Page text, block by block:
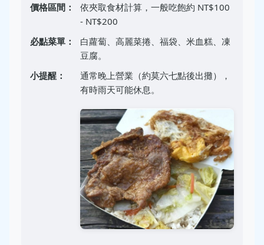
價格區間：
依夾取食材計算，一般吃飽約 NT$100
- NT$200
必點菜單：
白蘿蔔、高麗菜捲、福袋、米血糕、凍
豆腐。
小提醒：
通常晚上營業（約莫六七點後出攤），
有時雨天可能休息。